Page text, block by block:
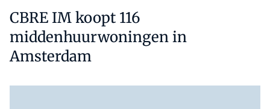
CBRE IM koopt 116
middenhuurwoningen in
Amsterdam